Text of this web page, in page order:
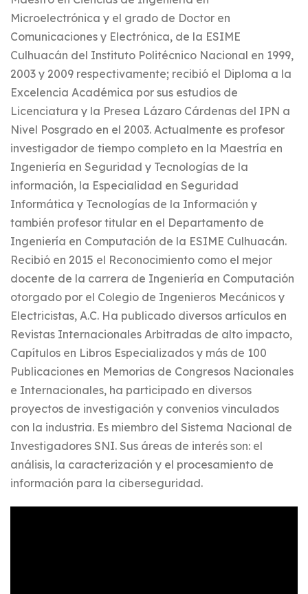
Microelectrónica y el grado de Doctor en
Comunicaciones y Electrónica, de la ESIME
Culhuacán del Instituto Politécnico Nacional en 1999,
2003 y 2009 respectivamente; recibió el Diploma a la
Excelencia Académica por sus estudios de
Licenciatura y la Presea Lázaro Cárdenas del IPN a
Nivel Posgrado en el 2003. Actualmente es profesor
investigador de tiempo completo en la Maestría en
Ingeniería en Seguridad y Tecnologías de la
información, la Especialidad en Seguridad
Informática y Tecnologías de la Información y
también profesor titular en el Departamento de
Ingeniería en Computación de la ESIME Culhuacán.
Recibió en 2015 el Reconocimiento como el mejor
docente de la carrera de Ingeniería en Computación
otorgado por el Colegio de Ingenieros Mecánicos y
Electricistas, A.C. Ha publicado diversos artículos en
Revistas Internacionales Arbitradas de alto impacto,
Capítulos en Libros Especializados y más de 100
Publicaciones en Memorias de Congresos Nacionales
e Internacionales, ha participado en diversos
proyectos de investigación y convenios vinculados
con la industria. Es miembro del Sistema Nacional de
Investigadores SNI. Sus áreas de interés son: el
análisis, la caracterización y el procesamiento de
información para la ciberseguridad.